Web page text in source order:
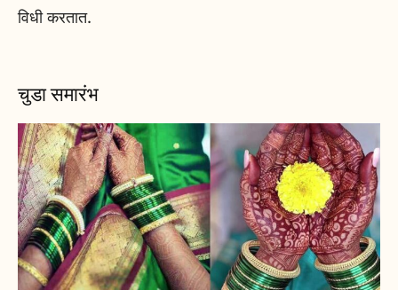
विधी करतात.
चुडा समारंभ